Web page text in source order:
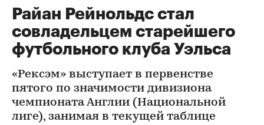
Райан Рейнольдс стал
совладельцем старейшего
футбольного клуба Уэльса
«Рексэм» выступает в первенстве
пятого по значимости дивизиона
чемпионата Англии (Национальной
лиге), занимая в текущей таблице